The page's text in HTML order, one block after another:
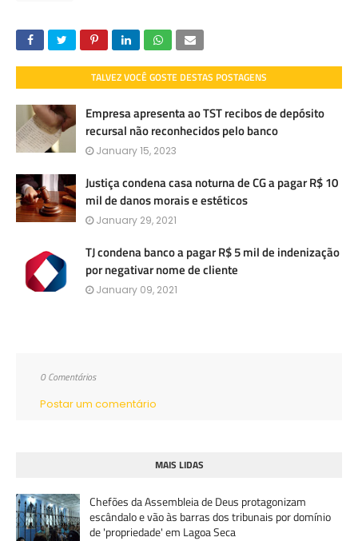
TALVEZ VOCÊ GOSTE DESTAS POSTAGENS
Empresa apresenta ao TST recibos de depósito
recursal não reconhecidos pelo banco
January 15, 2023
Justiça condena casa noturna de CG a pagar R$ 10
mil de danos morais e estéticos
January 29, 2021
TJ condena banco a pagar R$ 5 mil de indenização
por negativar nome de cliente
January 09, 2021
0 Comentários
Postar um comentário
MAIS LIDAS
Chefões da Assembleia de Deus protagonizam
escândalo e vão às barras dos tribunais por domínio
de 'propriedade' em Lagoa Seca